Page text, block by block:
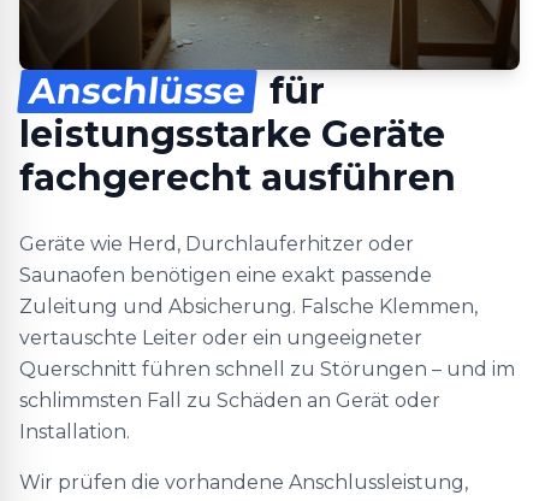
Anschlüsse für
leistungsstarke Geräte
fachgerecht ausführen
Geräte wie Herd, Durchlauferhitzer oder
Saunaofen benötigen eine exakt passende
Zuleitung und Absicherung. Falsche Klemmen,
vertauschte Leiter oder ein ungeeigneter
Querschnitt führen schnell zu Störungen – und im
schlimmsten Fall zu Schäden an Gerät oder
Installation.
Wir prüfen die vorhandene Anschlussleistung,